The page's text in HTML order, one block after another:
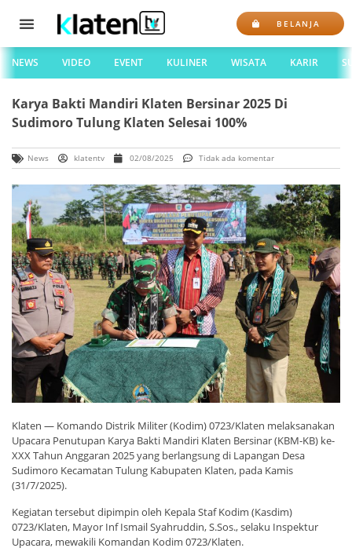
BELANJA
NEWS VIDEO EVENT KULINER WISATA KARIR
Karya Bakti Mandiri Klaten Bersinar 2025 Di
Sudimoro Tulung Klaten Selesai 100%
News klatentv 02/08/2025 Tidak ada komentar
Klaten — Komando Distrik Militer (Kodim) 0723/Klaten melaksanakan
Upacara Penutupan Karya Bakti Mandiri Klaten Bersinar (KBM-KB) ke-
XXX Tahun Anggaran 2025 yang berlangsung di Lapangan Desa
Sudimoro Kecamatan Tulung Kabupaten Klaten, pada Kamis
(31/7/2025).
Kegiatan tersebut dipimpin oleh Kepala Staf Kodim (Kasdim)
0723/Klaten, Mayor Inf Ismail Syahruddin, S.Sos., selaku Inspektur
Upacara, mewakili Komandan Kodim 0723/Klaten.